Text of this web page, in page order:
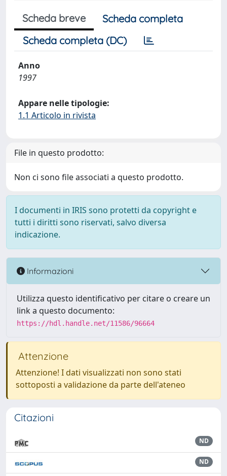
Scheda breve
Scheda completa
Scheda completa (DC)
Anno
1997
Appare nelle tipologie:
1.1 Articolo in rivista
File in questo prodotto:
Non ci sono file associati a questo prodotto.
I documenti in IRIS sono protetti da copyright e
tutti i diritti sono riservati, salvo diversa
indicazione.
Informazioni
Utilizza questo identificativo per citare o creare un
link a questo documento:
https://hdl.handle.net/11586/96664
Attenzione
Attenzione! I dati visualizzati non sono stati
sottoposti a validazione da parte dell'ateneo
Citazioni
ND
ND